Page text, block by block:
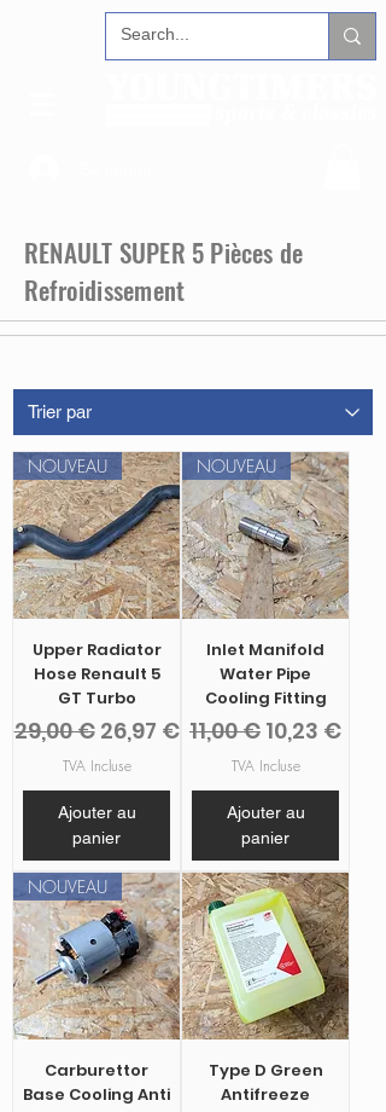
RENAULT SUPER 5 Pièces de
Refroidissement
NOUVEAU
Upper Radiator
Hose Renault 5
GT Turbo
Prix original
29,00 € Prix promotionnel
26,97 €
TVA Incluse
Ajouter au
panier
NOUVEAU
Inlet Manifold
Water Pipe
Cooling Fitting
Prix original
11,00 € Prix
10,23 €
TVA Incluse
Ajouter au
panier
NOUVEAU
Carburettor
Base Cooling Anti
Type D Green
Antifreeze